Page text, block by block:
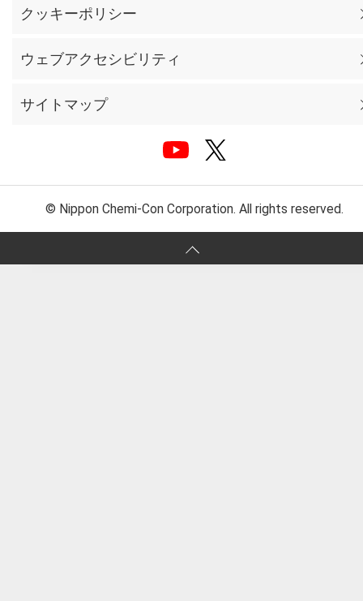
クッキーポリシー
ウェブアクセシビリティ
サイトマップ
© Nippon Chemi-Con Corporation. All rights reserved.